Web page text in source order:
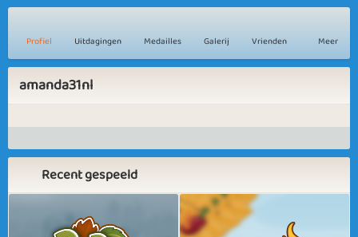
Profiel Uitdagingen Medailles Galerij Vrienden Meer
amanda31nl
Recent gespeeld